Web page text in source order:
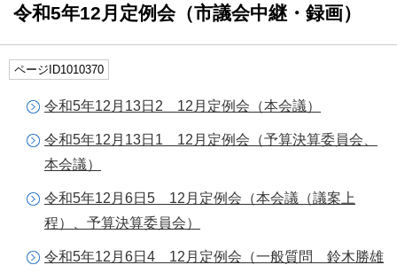
令和5年12月定例会（市議会中継・録画）
ページID1010370
令和5年12月13日2 12月定例会（本会議）
令和5年12月13日1 12月定例会（予算決算委員会、
本会議）
令和5年12月6日5 12月定例会（本会議（議案上
程）、予算決算委員会）
令和5年12月6日4 12月定例会（一般質問 鈴木勝雄